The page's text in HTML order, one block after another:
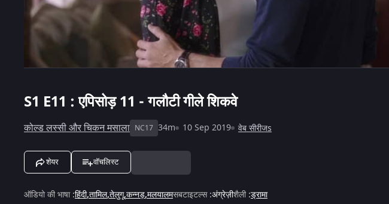
S1 E11 : एपिसोड़ 11 - गलौटी गीले शिकवे
कोल्ड लस्सी और चिकन मसाला NC17 34m 10 Sep 2019 वेब सीरीजs
शेयर वॉचलिस्ट
ऑडियो की भाषा:हिंदी,तामिल,तेलुगू,कन्नड़,मलयालमसबटाइटल्स:अंग्रेज़ीशैली:ड्रामा